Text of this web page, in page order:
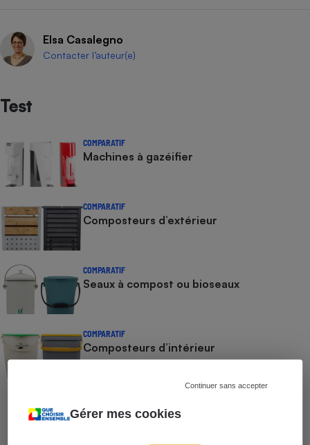
Gérer mes cookies
Continuer sans accepter
Elsa Casalegno
Contacter l’auteur(e)
Test
COMPARATIF
Machines à gazéifier
COMPARATIF
Composteurs d’extérieur
COMPARATIF
Seaux à compost ou bioseaux
COMPARATIF
Composteurs d’intérieur
Appareils de mise sous vide